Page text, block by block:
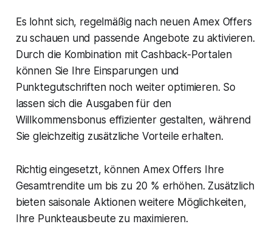
Es lohnt sich, regelmäßig nach neuen Amex Offers
zu schauen und passende Angebote zu aktivieren.
Durch die Kombination mit Cashback-Portalen
können Sie Ihre Einsparungen und
Punktegutschriften noch weiter optimieren. So
lassen sich die Ausgaben für den
Willkommensbonus effizienter gestalten, während
Sie gleichzeitig zusätzliche Vorteile erhalten.
Richtig eingesetzt, können Amex Offers Ihre
Gesamtrendite um bis zu 20 % erhöhen. Zusätzlich
bieten saisonale Aktionen weitere Möglichkeiten,
Ihre Punkteausbeute zu maximieren.